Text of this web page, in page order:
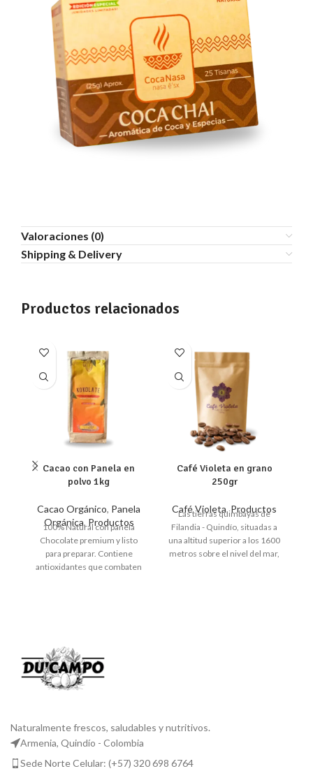
Valoraciones (0)
Shipping & Delivery
Productos relacionados
Cacao con Panela en
polvo 1kg
Cacao Orgánico, Panela
Orgánica, Productos
100% Natural con panela
Chocolate premium y listo
para preparar. Contiene
antioxidantes que combaten
Producto natural y saludable.
Café Violeta en grano
250gr
Café Violeta,Productos
Las tierras quimbayas de
Filandia - Quindío, situadas a
una altitud superior a los 1600
metros sobre el nivel del mar,
un café de alta calidad
frutos secos caramelizados,
Naturalmente frescos, saludables y nutritivos.
Armenia, Quindío - Colombia
Sede Norte Celular: (+57) 320 698 6764